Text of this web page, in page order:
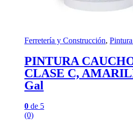
Ferretería y Construcción,
PINTURA
CLASE C,
Gal
0 de 5
(0)